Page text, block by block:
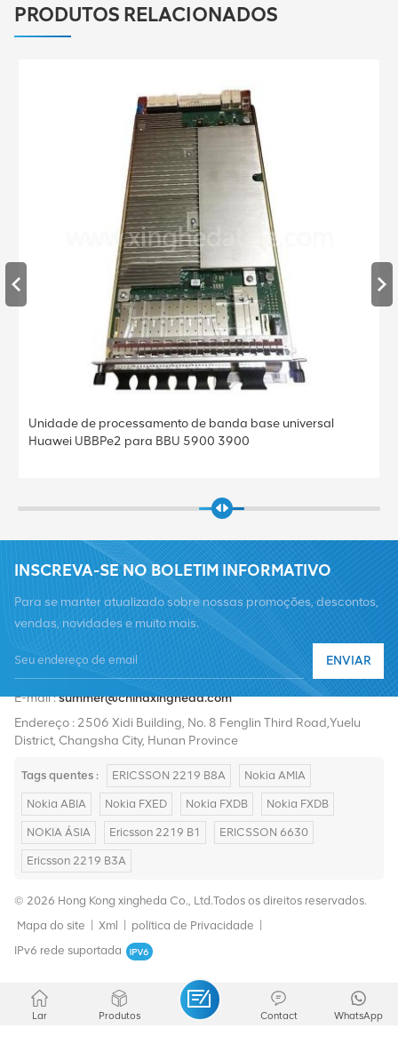
PRODUTOS RELACIONADOS
Unidade de processamento de banda base universal
Huawei UBBPe2 para BBU 5900 3900
INSCREVA-SE NO BOLETIM INFORMATIVO
Para se manter atualizado sobre nossas promoções, descontos,
vendas, novidades e muito mais.
ENVIAR
E-mail :summer@chinaxingheda.com
Endereço : 2506 Xidi Building, No. 8 Fenglin Third Road,Yuelu
District, Changsha City, Hunan Province
Tags quentes : ERICSSON 2219 B8A Nokia AMIA
Nokia ABIA Nokia FXED Nokia FXDB Nokia FXDB
NOKIA ÁSIA Ericsson 2219 B1 ERICSSON 6630
Ericsson 2219 B3A
© 2026 Hong Kong xingheda Co., Ltd.Todos os direitos reservados.
Mapa do site
Xml política de Privacidade
IPv6 rede suportada
Lar Produtos WhatsApp
Contact